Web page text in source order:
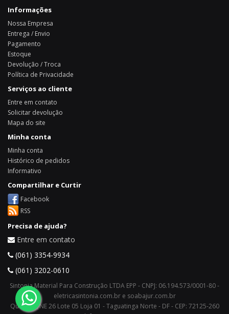
Informações
Nossa Empresa
Entrega / Envio
Pagamento
Estoque
Devolução / Troca
Política de Privacidade
Serviços ao cliente
Entre em contato
Solicitar devolução
Mapa do site
Minha conta
Minha conta
Histórico de pedidos
Informativo
Compartilhar e Curtir
Facebook
RSS
Precisa de ajuda?
Entre em contato
(061) 3354-9934
(061) 3202-0610
Sintonia Material Para Construção LTDA EPP - CNPJ: 06.194.573/0001-80 -
eletricasintonia.com.br e soabajur.com.br
Quadra QNE 26 Lote 05 Loja 01 - Taguatinga Norte - DF - CEP: 72125-260